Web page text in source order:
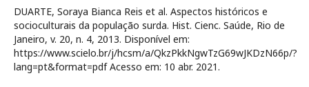
DUARTE, Soraya Bianca Reis et al. Aspectos históricos e
socioculturais da população surda. Hist. Cienc. Saúde, Rio de
Janeiro, v. 20, n. 4, 2013. Disponível em:
https://www.scielo.br/j/hcsm/a/QkzPkkNgwTzG69wJKDzN66p/?
lang=pt&format=pdf Acesso em: 10 abr. 2021.